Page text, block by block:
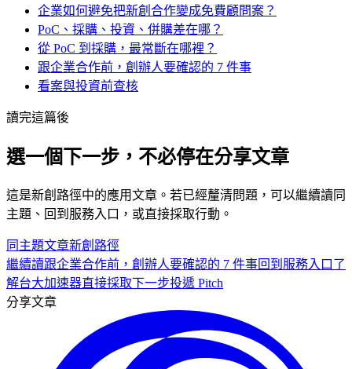
企業如何避免把新創合作變成免費顧問案？
PoC、採購、投資、併購差在哪？
從 PoC 到採購，最常斷在哪裡？
跟企業合作前，創辦人要確認的 7 件事
看案與投資前查核
讀完這篇後
選一個下一步，不必停在分享文章
這是新創 路徑中的應用文章。若已經釐清問題，可以繼續讀同
主題、回到服務入口，或直接採取行動。
同主題文章新創 路徑
繼續讀跟企業合作前，創辦人要確認的 7 件事回到服務入口 了
解台大加速器直接採取下一步投遞 Pitch
分享文章